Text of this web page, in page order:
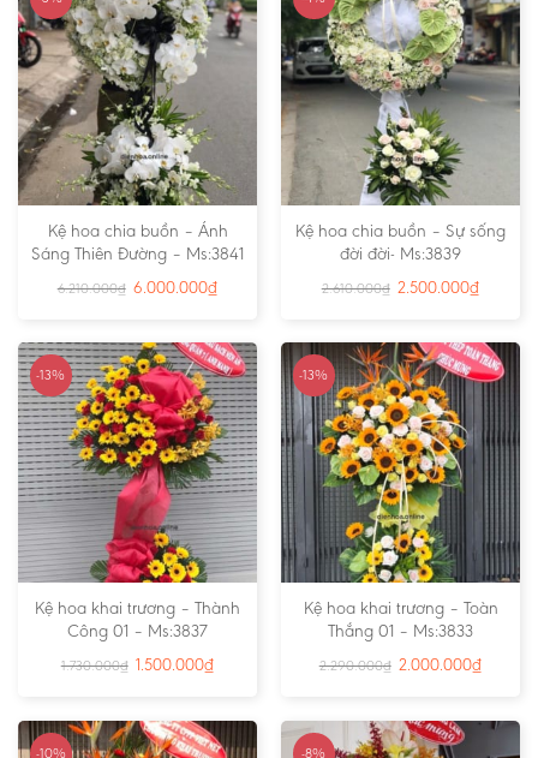
Kệ hoa chia buồn – Ánh
Sáng Thiên Đường – Ms:3841
6.210.000₫ 6.000.000₫
Kệ hoa chia buồn – Sự sống
đời đời- Ms:3839
2.610.000₫ 2.500.000₫
-13%
Kệ hoa khai trương – Thành
Công 01 – Ms:3837
1.730.000₫ 1.500.000₫
-13%
Kệ hoa khai trương – Toàn
Thắng 01 – Ms:3833
2.290.000₫ 2.000.000₫
-10% -8%